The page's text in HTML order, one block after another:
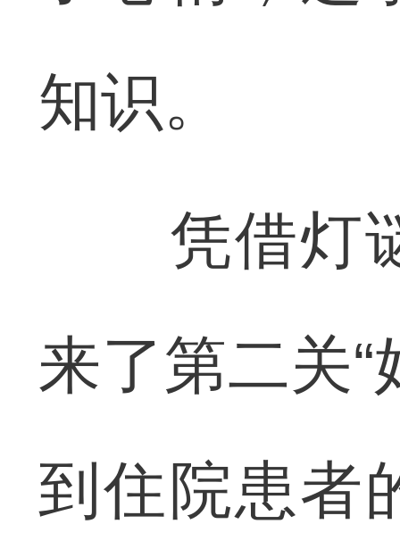
知识。
凭借灯谜
来了第二关
到住院患者